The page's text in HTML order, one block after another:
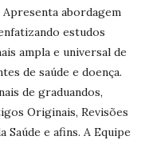
abordagem
estudos
ampla e universal de
de saúde e doença.
de graduandos,
Originais, Revisões
Saúde e afins. A Equipe